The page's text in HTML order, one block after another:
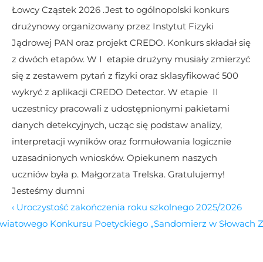
Łowcy Cząstek 2026 .Jest to ogólnopolski konkurs
drużynowy organizowany przez Instytut Fizyki
Jądrowej PAN oraz projekt CREDO. Konkurs składał się
z dwóch etapów. W I  etapie drużyny musiały zmierzyć
się z zestawem pytań z fizyki oraz sklasyfikować 500
wykryć z aplikacji CREDO Detector. W etapie  II
uczestnicy pracowali z udostępnionymi pakietami
danych detekcyjnych, ucząc się podstaw analizy,
interpretacji wyników oraz formułowania logicznie
uzasadnionych wniosków. Opiekunem naszych
uczniów była p. Małgorzata Trelska. Gratulujemy!
Jesteśmy dumni
‹ Uroczystość zakończenia roku szkolnego 2025/2026
Konkursu Poetyckiego „Sandomierz w Słowach